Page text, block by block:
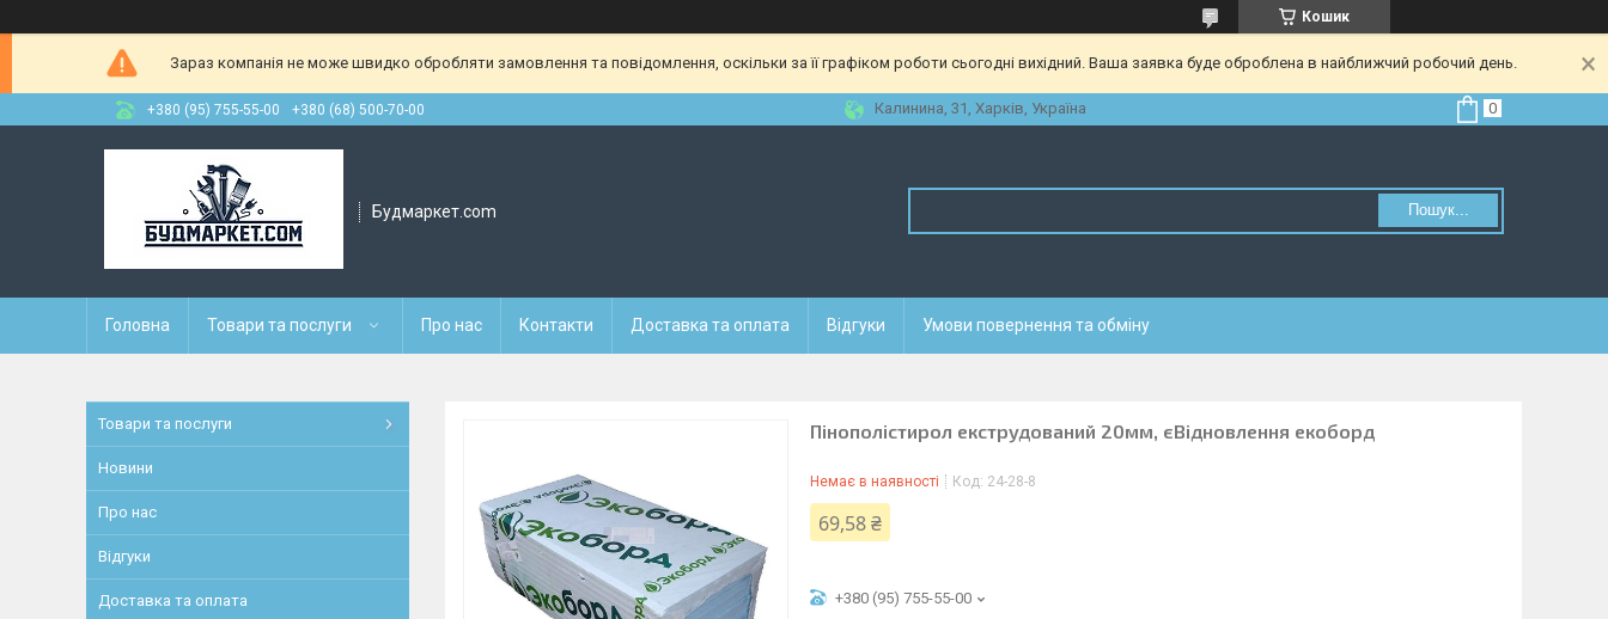
Кошик
Зараз компанія не може швидко обробляти замовлення та повідомлення, оскільки за її графіком роботи сьогодні вихідний. Ваша заявка буде оброблена в найближчий робочий день.
+380 (95) 755-55-00 +380 (68) 500-70-00 Калинина, 31, Харків, Україна
Будмаркет.com Пошук...
Головна Товари та послуги Про нас Контакти Доставка та оплата Відгуки Умови повернення та обміну
Пінополістирол екструдований 20мм, єВідновлення екоборд
Немає в наявності Код: 24-28-8
69,58 ₴
+380 (95) 755-55-00
Товари та послуги
Новини
Про нас
Відгуки
Доставка та оплата